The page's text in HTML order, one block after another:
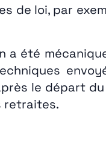
de loi, par
a été
le départ
retraites.